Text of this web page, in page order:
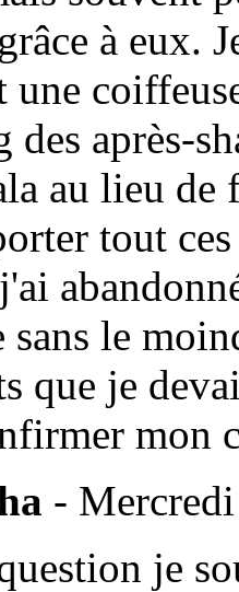
à eux.
une
des après-
au lieu de
tout
sans le
que je
mon
-
je